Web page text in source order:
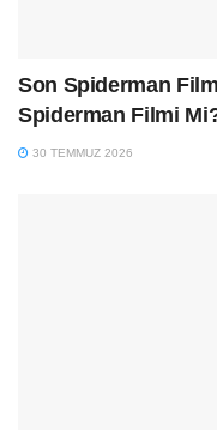
Son Spiderman
Spiderman Filmi
30 TEMMUZ 2026